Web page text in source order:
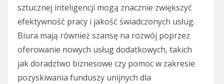
sztucznej inteligencji mogą znacznie zwiększyć
efektywność pracy i jakość świadczonych usług.
Biura mają również szansę na rozwój poprzez
oferowanie nowych usług dodatkowych, takich
jak doradztwo biznesowe czy pomoc w zakresie
pozyskiwania funduszy unijnych dla